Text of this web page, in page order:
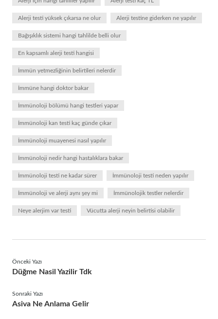
Alerji testi yüksek çıkarsa ne olur Alerji testine giderken ne yapılır
Bağışıklık sistemi hangi tahlilde belli olur
En kapsamlı alerji testi hangisi
İmmün yetmezliğinin belirtileri nelerdir
İmmüne hangi doktor bakar
İmmünoloji bölümü hangi testleri yapar
İmmünoloji kan testi kaç günde çıkar
İmmünoloji muayenesi nasıl yapılır
İmmünoloji nedir hangi hastalıklara bakar
İmmünoloji testi ne kadar sürer İmmünoloji testi neden yapılır
İmmünoloji ve alerji aynı şey mi İmmünolojik testler nelerdir
Neye alerjim var testi Vücutta alerji neyin belirtisi olabilir
Önceki Yazı
Düğme Nasil Yazilir Tdk
Sonraki Yazı
Asiva Ne Anlama Gelir